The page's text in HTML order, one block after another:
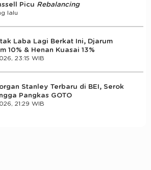
Picu Rebalancing
lalu
Laba Lagi Berkat Ini, Djarum
10% & Henan Kuasai 13%
23:15 WIB
Stanley Terbaru di BEI, Serok
Pangkas GOTO
21:29 WIB